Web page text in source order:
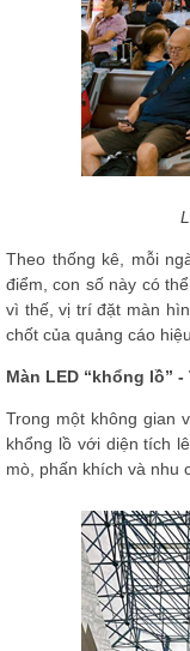
Theo thống kê, mỗi
điểm, con số này có
vì thế, vị trí đặt màn
chốt của quảng cáo
Màn LED “khổng lồ”
Trong một không gian
khổng lồ với diện tích
mò, phấn khích và nhu